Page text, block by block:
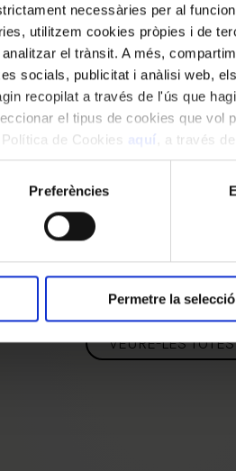
necessàries per al
utilitzem cookies pròpies i de
el trànsit. A més,
socials, publicitat i anàlisi web,
recopilat a través de l'ús que
el tipus de cookies que
de Cookies aquí
, a través
Preferències
Permetre la selecció
al Món
VEURE-LES TOTES